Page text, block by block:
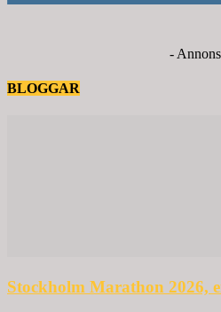
-
BLOGGAR
Stockholm Marathon 2026,